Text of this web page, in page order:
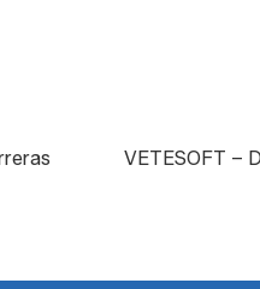
VETESOFT –